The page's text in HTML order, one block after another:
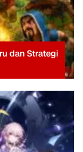
dan Strategi